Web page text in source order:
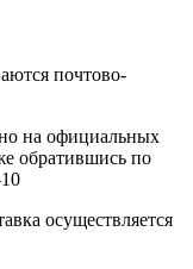
почтово-
на официальных
обратившись по
осуществляется